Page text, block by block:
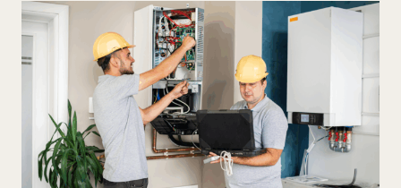
KTERÉ
VÁS
MOHOU
STÁT
PENÍZE